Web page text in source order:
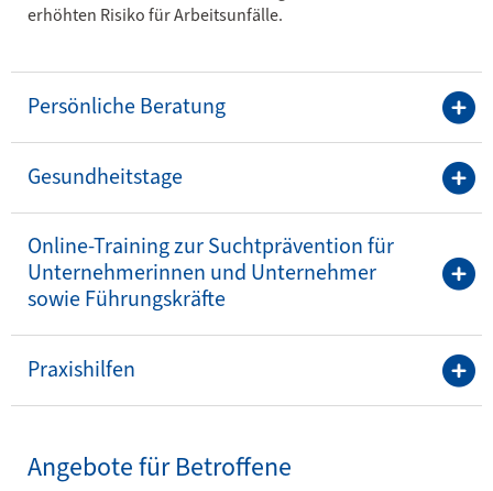
erhöhten Risiko für Arbeitsunfälle.
Persönliche Beratung
Gesundheitstage
Online-Training zur Suchtprävention für
Unternehmerinnen und Unternehmer
sowie Führungskräfte
Praxishilfen
Angebote für Betroffene